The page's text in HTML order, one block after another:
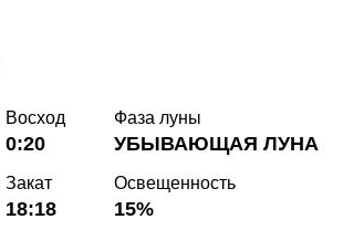
Восход
0:20
Закат
18:18
Фаза луны
УБЫВАЮЩАЯ ЛУНА
Освещенность
15%